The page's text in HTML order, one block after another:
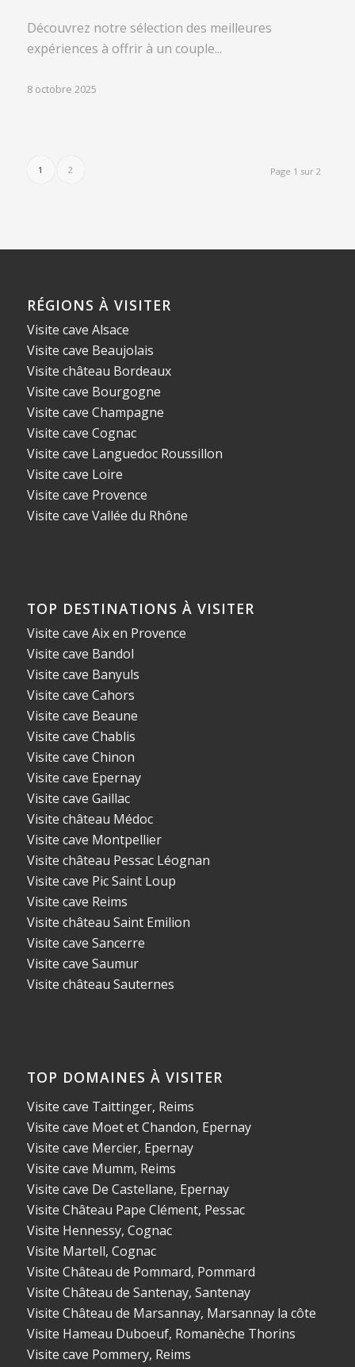
Découvrez notre sélection des meilleures
expériences à offrir à un couple...
8 octobre 2025
Page 1 sur 2
1 2
RÉGIONS À VISITER
Visite cave Alsace
Visite cave Beaujolais
Visite château Bordeaux
Visite cave Bourgogne
Visite cave Champagne
Visite cave Cognac
Visite cave Languedoc Roussillon
Visite cave Loire
Visite cave Provence
Visite cave Vallée du Rhône
TOP DESTINATIONS À VISITER
Visite cave Aix en Provence
Visite cave Bandol
Visite cave Banyuls
Visite cave Cahors
Visite cave Beaune
Visite cave Chablis
Visite cave Chinon
Visite cave Epernay
Visite cave Gaillac
Visite château Médoc
Visite cave Montpellier
Visite château Pessac Léognan
Visite cave Pic Saint Loup
Visite cave Reims
Visite château Saint Emilion
Visite cave Sancerre
Visite cave Saumur
Visite château Sauternes
TOP DOMAINES À VISITER
Visite cave Taittinger, Reims
Visite cave Moet et Chandon, Epernay
Visite cave Mercier, Epernay
Visite cave Mumm, Reims
Visite cave De Castellane, Epernay
Visite Château Pape Clément, Pessac
Visite Hennessy, Cognac
Visite Martell, Cognac
Visite Château de Pommard, Pommard
Visite Château de Santenay, Santenay
Visite Château de Marsannay, Marsannay la côte
Visite Hameau Duboeuf, Romanèche Thorins
Visite cave Pommery, Reims